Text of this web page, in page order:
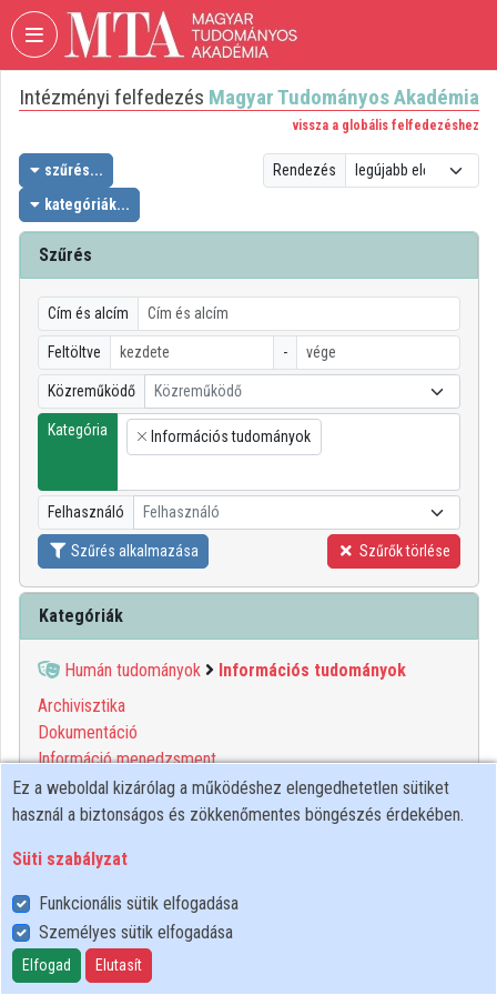
Fejléc kihagyása Menü kihagyása Tartalom kihagyása
VIDEOTORIUM
MAGYAR
TUDOMÁNYOS
AKADÉMIA
Intézményi kezdőlap
Bejelentkezés
Intézményi felfedezés
Kategóriák
Intézményi listák
Intézmények
Közreműködők
Intézményi felfedezés Magyar Tudományos Akadémia
vissza a globális felfedezéshez
szűrés...
kategóriák...
Rendezés
Szűrés
Cím és alcím
Feltöltve -
Közreműködő Közreműködő
Kategória
×
Információs tudományok
Felhasználó Felhasználó
Szűrés alkalmazása Szűrők törlése
Kategóriák
Humán tudományok
Információs tudományok
Archivisztika
Dokumentáció
Információ menedzsment
Könyvtártudomány
Oklevéltan
00:10:34
Ez a weboldal kizárólag a működéshez elengedhetetlen sütiket
használ a biztonságos és zökkenőmentes böngészés érdekében.
Süti szabályzat
Funkcionális sütik elfogadása
Személyes sütik elfogadása
Elfogad Elutasít